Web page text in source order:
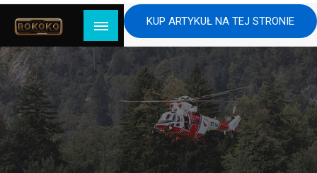
Skip
content
KUP ARTYKUŁ NA TEJ STRONIE